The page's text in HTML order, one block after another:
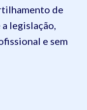
de
legislação,
e sem